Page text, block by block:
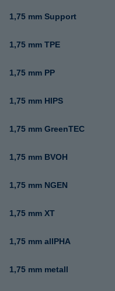
1,75 mm Support
1,75 mm TPE
1,75 mm PP
1,75 mm HIPS
1,75 mm GreenTEC
1,75 mm BVOH
1,75 mm NGEN
1,75 mm XT
1,75 mm allPHA
1,75 mm metall